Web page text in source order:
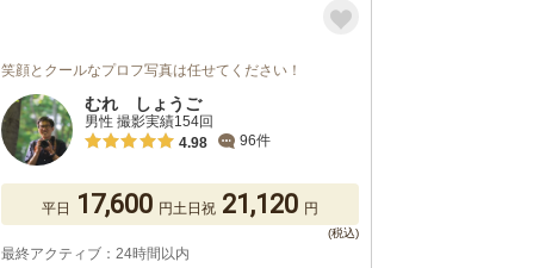
笑顔とクールなプロフ写真は任せてください！
むれ しょうご
男性 撮影実績154回
4.98
96件
平日 17,600 円土日祝 21,120 円
最終アクティブ：24時間以内